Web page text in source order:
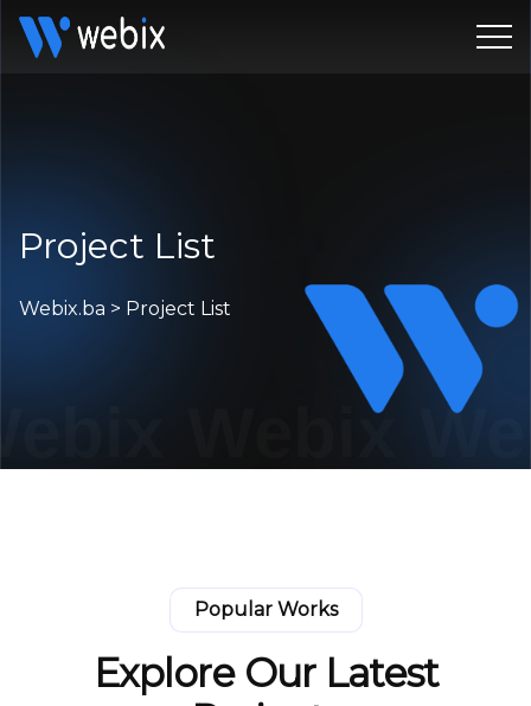
Project List
Webix.ba > Project List
Webix
Popular Works
Explore Our Latest